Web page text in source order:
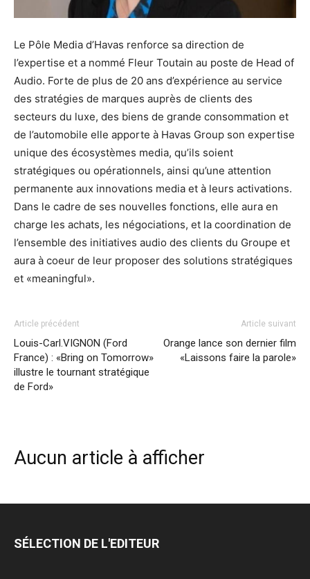
Le Pôle Media d’Havas renforce sa direction de
l’expertise et a nommé Fleur Toutain au poste de Head of
Audio. Forte de plus de 20 ans d’expérience au service
des stratégies de marques auprès de clients des
secteurs du luxe, des biens de grande consommation et
de l’automobile elle apporte à Havas Group son expertise
unique des écosystèmes media, qu’ils soient
stratégiques ou opérationnels, ainsi qu’une attention
permanente aux innovations media et à leurs activations.
Dans le cadre de ses nouvelles fonctions, elle aura en
charge les achats, les négociations, et la coordination de
l’ensemble des initiatives audio des clients du Groupe et
aura à coeur de leur proposer des solutions stratégiques
et «meaningful».
Article précédent
Louis-Carl.VIGNON (Ford
France) : «Bring on Tomorrow»
illustre le tournant stratégique
de Ford»
Article suivant
Orange lance son dernier film
«Laissons faire la parole»
Aucun article à afficher
SÉLECTION DE L'EDITEUR